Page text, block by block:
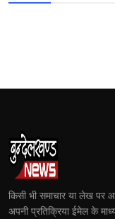
किसी भी समाचार या लेख पर
अपनी प्रतिक्रिया ईमेल के